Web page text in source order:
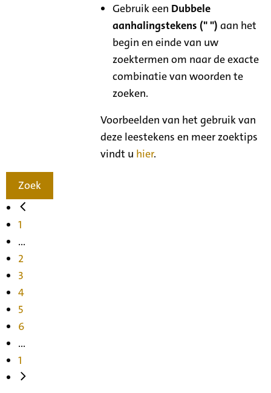
Gebruik een Dubbele
aanhalingstekens (" ") aan het
begin en einde van uw
zoektermen om naar de exacte
combinatie van woorden te
zoeken.
Voorbeelden van het gebruik van
deze leestekens en meer zoektips
vindt u hier.
Zoek
1
...
2
3
4
5
6
...
1